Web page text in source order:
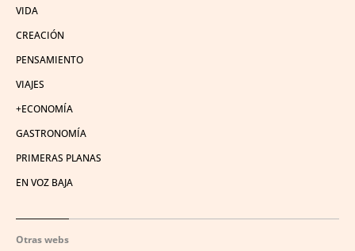
VIDA
CREACIÓN
PENSAMIENTO
VIAJES
+ECONOMÍA
GASTRONOMÍA
PRIMERAS PLANAS
EN VOZ BAJA
Otras webs